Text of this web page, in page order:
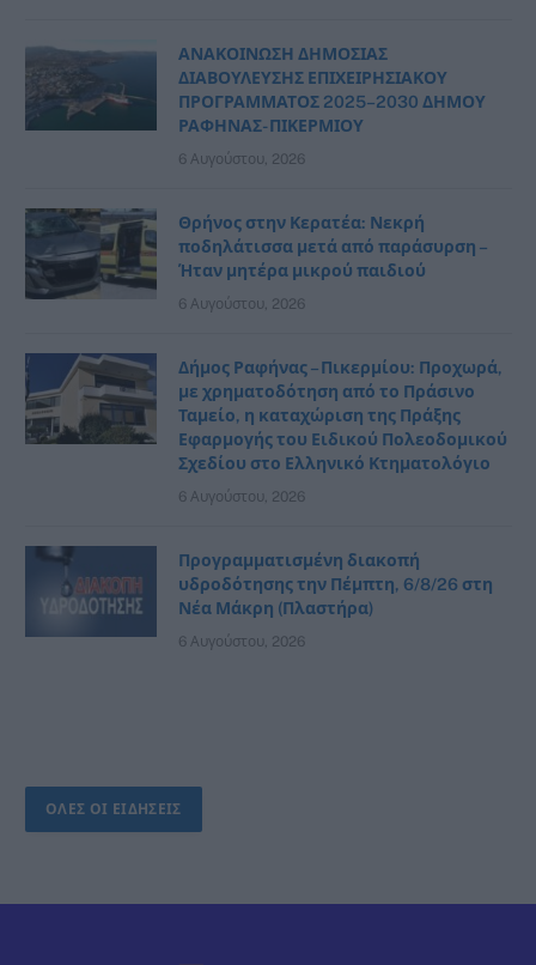
ΑΝΑΚΟΙΝΩΣΗ ΔΗΜΟΣΙΑΣ
ΔΙΑΒΟΥΛΕΥΣΗΣ ΕΠΙΧΕΙΡΗΣΙΑΚΟΥ
ΠΡΟΓΡΑΜΜΑΤΟΣ 2025–2030 ΔΗΜΟΥ
ΡΑΦΗΝΑΣ- ΠΙΚΕΡΜΙΟΥ
6 Αυγούστου, 2026
Θρήνος στην Κερατέα: Νεκρή
ποδηλάτισσα μετά από παράσυρση –
Ήταν μητέρα μικρού παιδιού
6 Αυγούστου, 2026
Δήμος Ραφήνας – Πικερμίου: Προχωρά,
με χρηματοδότηση από το Πράσινο
Ταμείο, η καταχώριση της Πράξης
Εφαρμογής του Ειδικού Πολεοδομικού
Σχεδίου στο Ελληνικό Κτηματολόγιο
6 Αυγούστου, 2026
Προγραμματισμένη διακοπή
υδροδότησης την Πέμπτη, 6/8/26 στη
Νέα Μάκρη (Πλαστήρα)
6 Αυγούστου, 2026
ΟΛΕΣ ΟΙ ΕΙΔΗΣΕΙΣ